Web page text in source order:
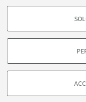
COOKIE DI
degli utenti, creare profili in
di marketing.
Google/Youtube Video